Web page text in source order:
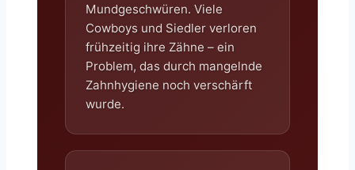
Mundgeschwüren. Viele
Cowboys und Siedler verloren
frühzeitig ihre Zähne – ein
Problem, das durch mangelnde
Zahnhygiene noch verschärft
wurde.